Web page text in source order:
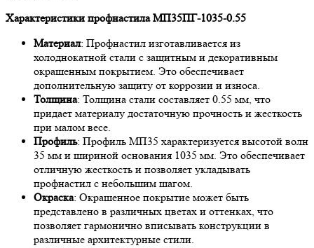
Характеристики профнастила МП35ПГ-1035-0.55
Материал: Профнастил изготавливается из
холоднокатной стали с защитным и декоративным
окрашенным покрытием. Это обеспечивает
дополнительную защиту от коррозии и износа.
Толщина: Толщина стали составляет 0.55 мм, что
придает материалу достаточную прочность и жесткость
при малом весе.
Профиль: Профиль МП35 характеризуется высотой волн
35 мм и шириной основания 1035 мм. Это обеспечивает
отличную жесткость и позволяет укладывать
профнастил с небольшим шагом.
Окраска: Окрашенное покрытие может быть
представлено в различных цветах и оттенках, что
позволяет гармонично вписывать конструкции в
различные архитектурные стили.